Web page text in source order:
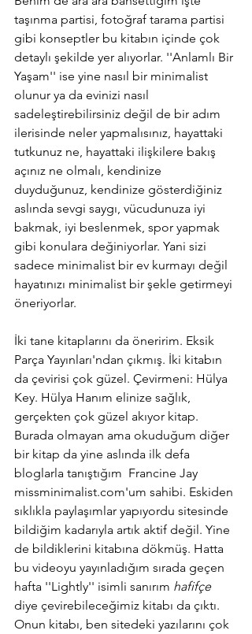
taşınma partisi, fotoğraf tarama partisi
gibi konseptler bu kitabın içinde çok
detaylı şekilde yer alıyorlar. ''Anlamlı Bir
Yaşam'' ise yine nasıl bir minimalist
olunur ya da evinizi nasıl
sadeleştirebilirsiniz değil de bir adım
ilerisinde neler yapmalısınız, hayattaki
tutkunuz ne, hayattaki ilişkilere bakış
açınız ne olmalı, kendinize
duyduğunuz, kendinize gösterdiğiniz
aslında sevgi saygı, vücudunuza iyi
bakmak, iyi beslenmek, spor yapmak
gibi konulara değiniyorlar. Yani sizi
sadece minimalist bir ev kurmayı değil
hayatınızı minimalist bir şekle getirmeyi
öneriyorlar.
İki tane kitaplarını da öneririm. Eksik
Parça Yayınları'ndan çıkmış. İki kitabın
da çevirisi çok güzel. Çevirmeni: Hülya
Key. Hülya Hanım elinize sağlık,
gerçekten çok güzel akıyor kitap.
Burada olmayan ama okuduğum diğer
bir kitap da yine aslında ilk defa
bloglarla tanıştığım  Francine Jay
missminimalist.com'um sahibi. Eskiden
sıklıkla paylaşımlar yapıyordu sitesinde
bildiğim kadarıyla artık aktif değil. Yine
de bildiklerini kitabına dökmüş. Hatta
bu videoyu yayınladığım sırada geçen
hafta ''Lightly'' isimli sanırım hafifçe
diye çevirebileceğimiz kitabı da çıktı.
Onun kitabı, ben sitedeki yazılarını çok